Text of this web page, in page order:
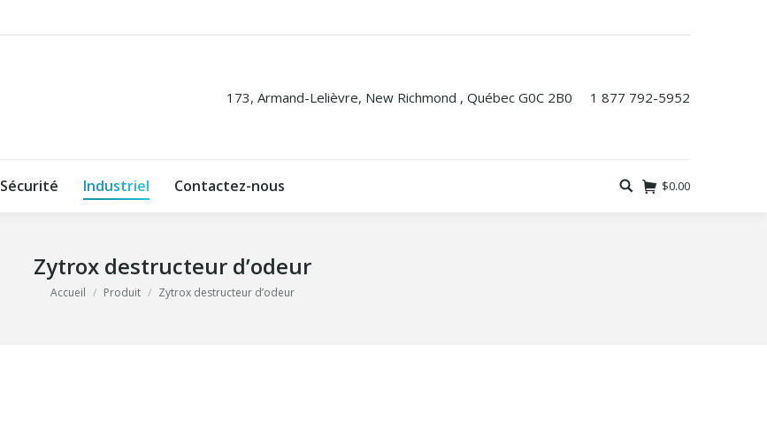
173, Armand-Lelièvre, New Richmond , Québec G0C 2B0 1 877 792-5952
Sécurité Industriel Contactez-nous $0.00
Zytrox destructeur d’odeur
Accueil Produit Zytrox destructeur d’odeur